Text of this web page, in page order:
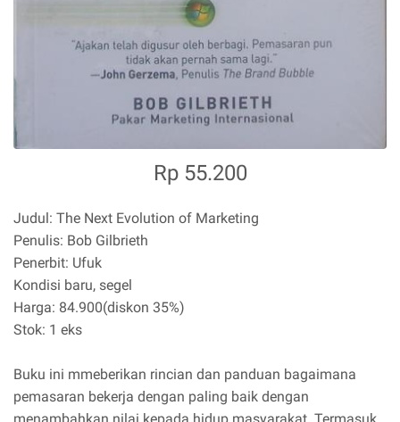
Rp 55.200
Judul: The Next Evolution of Marketing
Penulis: Bob Gilbrieth
Penerbit: Ufuk
Kondisi baru, segel
Harga: 84.900(diskon 35%)
Stok: 1 eks
Buku ini mmeberikan rincian dan panduan bagaimana
pemasaran bekerja dengan paling baik dengan